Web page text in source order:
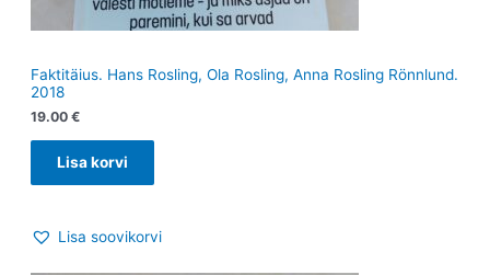
Faktitäius. Hans Rosling, Ola Rosling, Anna Rosling Rönnlund.
2018
19.00 €
Lisa korvi
Lisa soovikorvi